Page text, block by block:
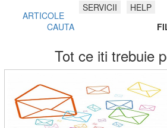
ARTICOLE
SERVICII HELP
CAUTA
Tot ce iti trebuie